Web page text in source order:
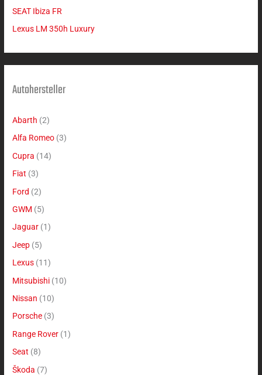
SEAT Ibiza FR
Lexus LM 350h Luxury
Autohersteller
Abarth (2)
Alfa Romeo (3)
Cupra (14)
Fiat (3)
Ford (2)
GWM (5)
Jaguar (1)
Jeep (5)
Lexus (11)
Mitsubishi (10)
Nissan (10)
Porsche (3)
Range Rover (1)
Seat (8)
Škoda (7)